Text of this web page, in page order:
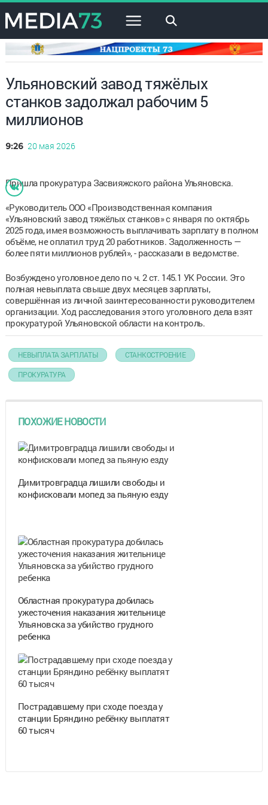
×
Ульяновский завод тяжёлых
станков задолжал рабочим 5
миллионов
9:26 20 мая 2026
Пришла прокуратура Засвияжского района Ульяновска.
«Руководитель ООО «Производственная компания
«Ульяновский завод тяжёлых станков» с января по октябрь
2025 года, имея возможность выплачивать зарплату в полном
объёме, не оплатил труд 20 работников. Задолженность —
более пяти миллионов рублей», - рассказали в ведомстве.
Возбуждено уголовное дело по ч. 2 ст. 145.1 УК России. Это
полная невыплата свыше двух месяцев зарплаты,
совершённая из личной заинтересованности руководителем
организации. Ход расследования этого уголовного дела взят
прокуратурой Ульяновской области на контроль.
НЕВЫПЛАТА ЗАРПЛАТЫ СТАНКОСТРОЕНИЕ
ПРОКУРАТУРА
ПОХОЖИЕ НОВОСТИ
Димитровградца лишили свободы и
конфисковали мопед за пьяную езду
Областная прокуратура добилась
ужесточения наказания жительнице
Ульяновска за убийство грудного
ребенка
Пострадавшему при сходе поезда у
станции Бряндино ребёнку выплатят
60 тысяч